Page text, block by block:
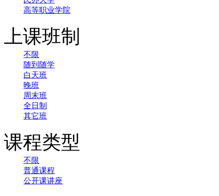
高等职业学院
上课班制
不限
随到随学
白天班
晚班
周末班
全日制
其它班
课程类型
不限
普通课程
公开课讲座